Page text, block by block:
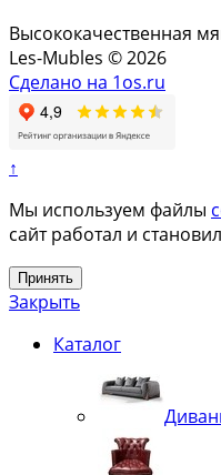
Высококачественная
Les-Mubles © 2026
Сделано на 1os.ru
↑
Мы используем файлы
сайт работал и
Принять
Закрыть
Каталог